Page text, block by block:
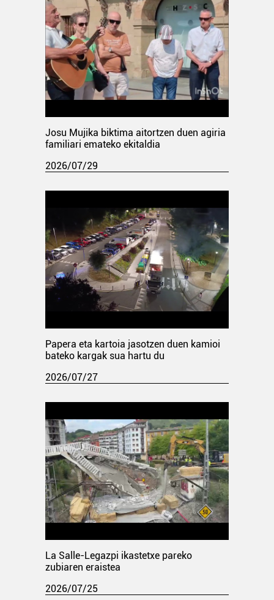
Josu Mujika biktima aitortzen duen agiria
familiari emateko ekitaldia
2026/07/29
Papera eta kartoia jasotzen duen kamioi
bateko kargak sua hartu du
2026/07/27
La Salle-Legazpi ikastetxe pareko
zubiaren eraistea
2026/07/25